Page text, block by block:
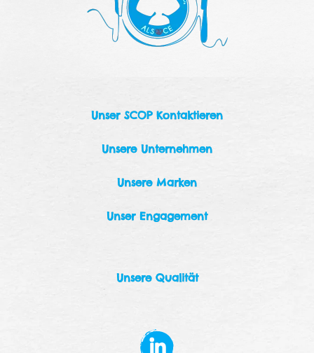
Unser SCOP Kontaktieren
Unsere Unternehmen
Unsere Marken
Unser Engagement
Unsere Qualität